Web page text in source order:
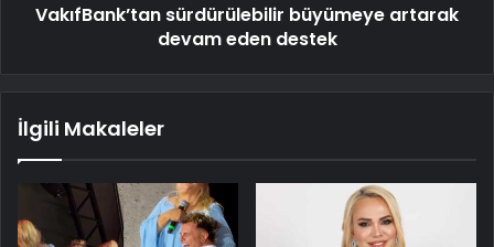
VakıfBank’tan sürdürülebilir büyümeye artarak
devam eden destek
İlgili Makaleler